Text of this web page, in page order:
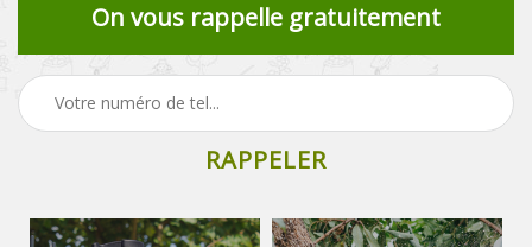
On vous rappelle gratuitement